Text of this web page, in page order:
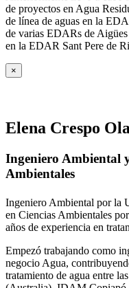
de proyectos en Agua
de línea de aguas en la
de varias EDARs de
en la EDAR Sant Pere de
×
Elena Crespo
Ingeniero Ambiental
Ambientales
Ingeniero Ambiental por la
en Ciencias Ambientales
años de experiencia en
Empezó trabajando como
negocio Agua,
tratamiento de agua entre